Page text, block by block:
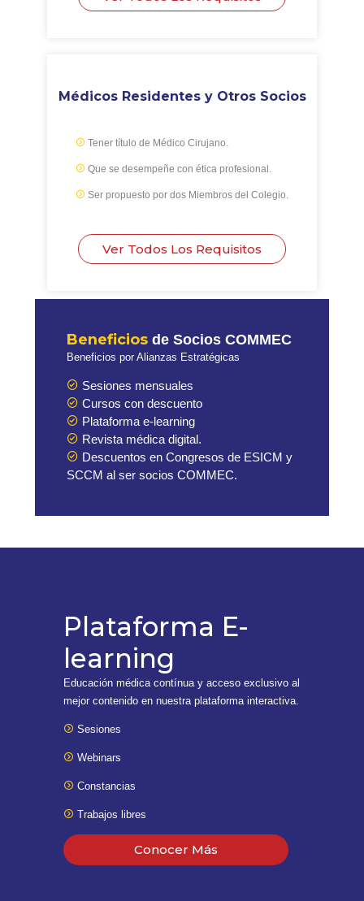
Médicos Residentes y Otros Socios
Tener título de Médico Cirujano.
Que se desempeñe con ética profesional.
Ser propuesto por dos Miembros del Colegio.
Ver Todos Los Requisitos
Beneficios de Socios COMMEC
Beneficios por Alianzas Estratégicas
Sesiones mensuales
Cursos con descuento
Plataforma e-learning
Revista médica digital.
Descuentos en Congresos de ESICM y
SCCM al ser socios COMMEC.
Plataforma E-
learning
Educación médica contínua y acceso exclusivo al
mejor contenido en nuestra plataforma interactiva.
Sesiones
Webinars
Constancias
Trabajos libres
Conocer Más